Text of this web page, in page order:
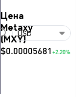
Цена
Metaxy
(MXY)
$0.00005681 +2.20%
USD